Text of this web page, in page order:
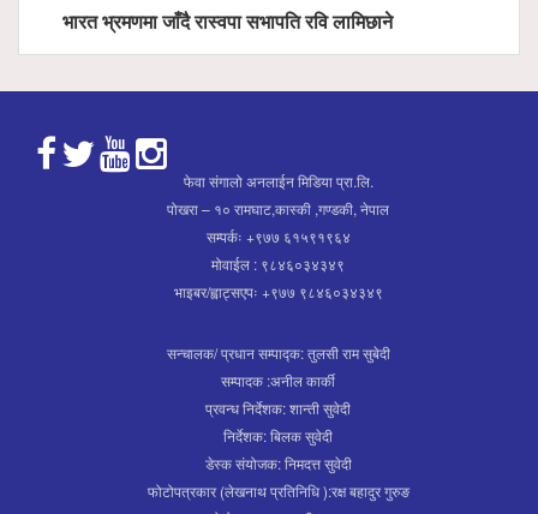
भारत भ्रमणमा जाँदै रास्वपा सभापति रवि लामिछाने
फेवा संगालो अनलाईन मिडिया प्रा.लि.
पोखरा – १० रामघाट,कास्की ,गण्डकी, नेपाल
सम्पर्कः +९७७ ६१५९१९६४
मोवाईल : ९८४६०३४३४९
भाइबर/ह्वाट्सएपः +९७७ ९८४६०३४३४९
सन्चालक/ प्रधान सम्पाद्क: तुलसी राम सुबेदी
सम्पादक :अनील कार्की
प्रवन्ध निर्देशक: शान्ती सुवेदी
निर्देशक: बिलक सुवेदी
डेस्क संयोजक: निमदत्त सुवेदी
फोटोपत्रकार (लेखनाथ प्रतिनिधि ):रक्ष बहादुर गुरुङ